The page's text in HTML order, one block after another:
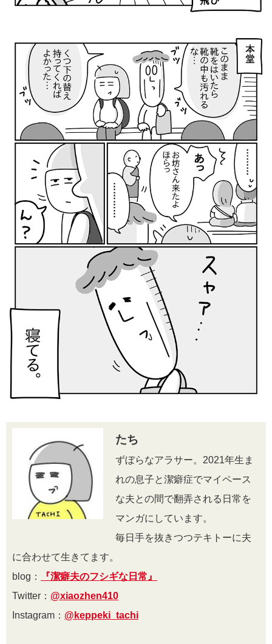
たち
ずぼらなアラサー。2021年生ま
れの息子と潔癖症でマイペース
な夫との間で翻弄される日常を
マンガにしています。
毎日手を抜きつつテキトーに夫
に合わせて生きてます。
blog：
『潔癖夫のフシギな日常』
Twitter： @xiaozhen410
Instagram： @keppeki_tachi